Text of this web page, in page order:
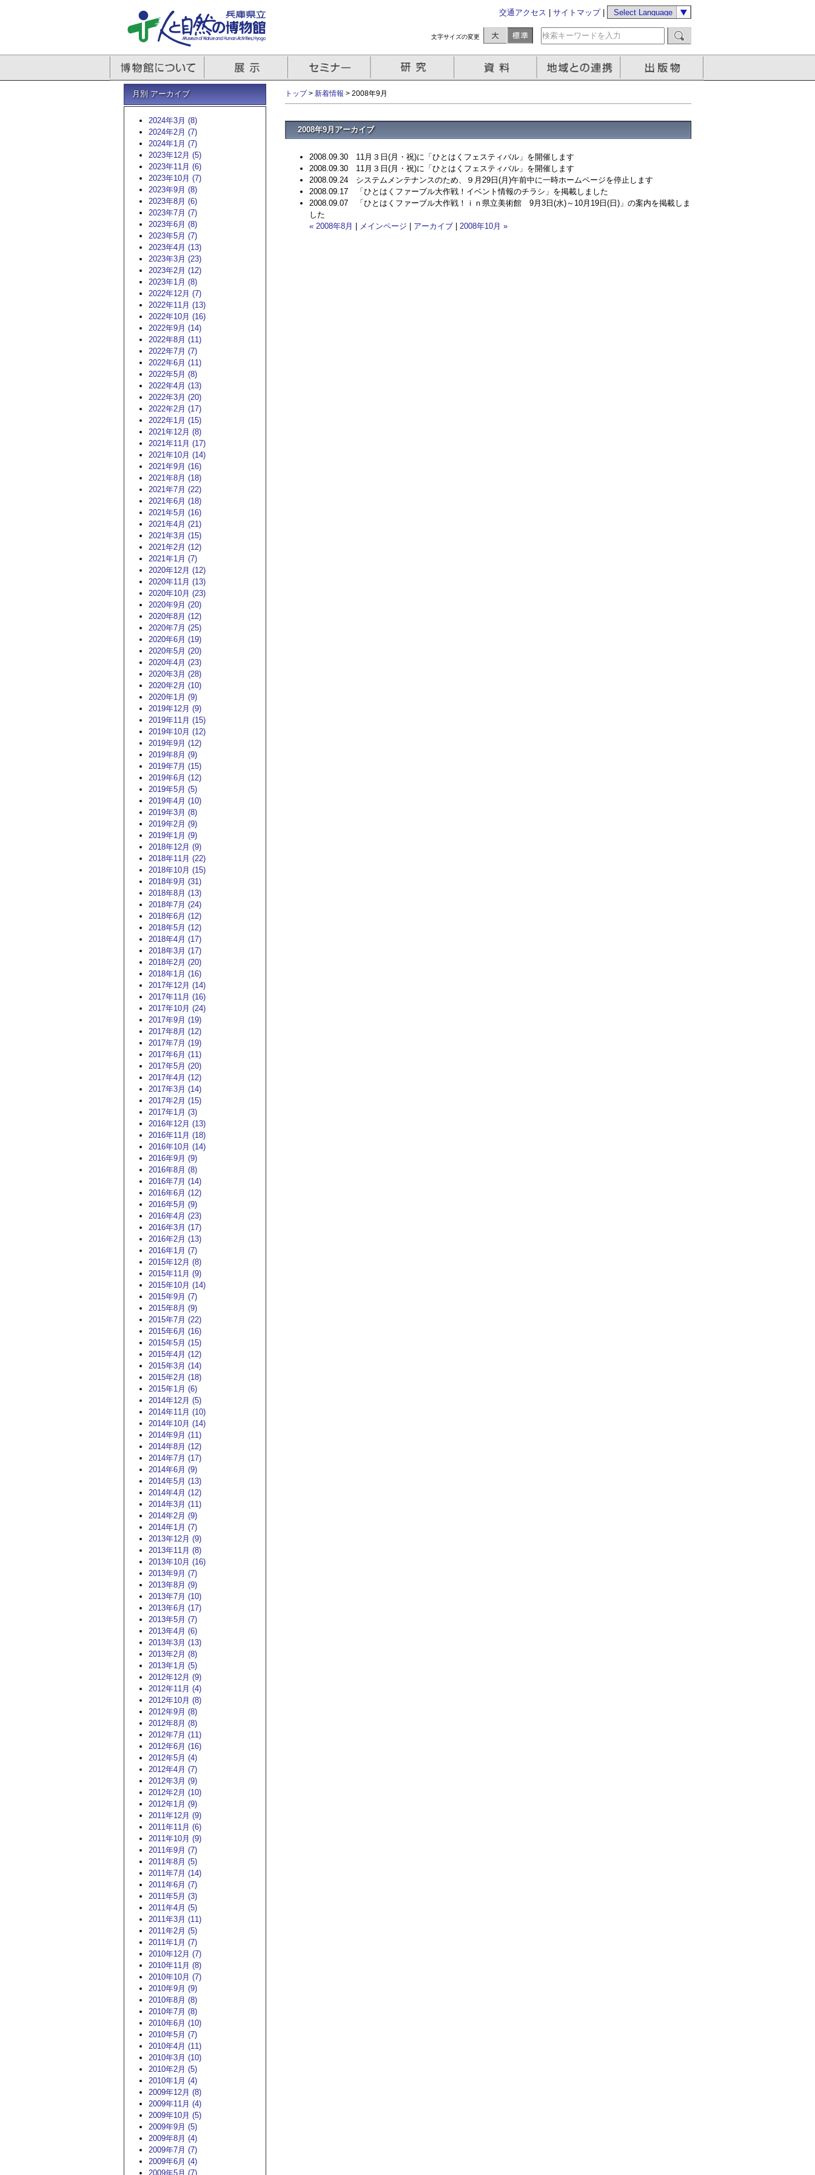
交通アクセス サイトマップ|
文字サイズの変更
月別 アーカイブ
2024年3月 (8)
2024年2月 (7)
2024年1月 (7)
2023年12月 (5)
2023年11月 (6)
2023年10月 (7)
2023年9月 (8)
2023年8月 (6)
2023年7月 (7)
2023年6月 (8)
2023年5月 (7)
2023年4月 (13)
2023年3月 (23)
2023年2月 (12)
2023年1月 (8)
2022年12月 (7)
2022年11月 (13)
2022年10月 (16)
2022年9月 (14)
2022年8月 (11)
2022年7月 (7)
2022年6月 (11)
2022年5月 (8)
2022年4月 (13)
2022年3月 (20)
2022年2月 (17)
2022年1月 (15)
2021年12月 (8)
2021年11月 (17)
2021年10月 (14)
2021年9月 (16)
2021年8月 (18)
2021年7月 (22)
2021年6月 (18)
2021年5月 (16)
2021年4月 (21)
2021年3月 (15)
2021年2月 (12)
2021年1月 (7)
2020年12月 (12)
2020年11月 (13)
2020年10月 (23)
2020年9月 (20)
2020年8月 (12)
2020年7月 (25)
2020年6月 (19)
2020年5月 (20)
2020年4月 (23)
2020年3月 (28)
2020年2月 (10)
2020年1月 (9)
2019年12月 (9)
2019年11月 (15)
2019年10月 (12)
2019年9月 (12)
2019年8月 (9)
2019年7月 (15)
2019年6月 (12)
2019年5月 (5)
2019年4月 (10)
2019年3月 (8)
2019年2月 (9)
2019年1月 (9)
2018年12月 (9)
2018年11月 (22)
2018年10月 (15)
2018年9月 (31)
2018年8月 (13)
2018年7月 (24)
2018年6月 (12)
2018年5月 (12)
2018年4月 (17)
2018年3月 (17)
2018年2月 (20)
2018年1月 (16)
2017年12月 (14)
2017年11月 (16)
2017年10月 (24)
2017年9月 (19)
2017年8月 (12)
2017年7月 (19)
2017年6月 (11)
2017年5月 (20)
2017年4月 (12)
2017年3月 (14)
2017年2月 (15)
2017年1月 (3)
2016年12月 (13)
2016年11月 (18)
2016年10月 (14)
2016年9月 (9)
2016年8月 (8)
2016年7月 (14)
2016年6月 (12)
2016年5月 (9)
2016年4月 (23)
2016年3月 (17)
2016年2月 (13)
2016年1月 (7)
2015年12月 (8)
2015年11月 (9)
2015年10月 (14)
2015年9月 (7)
2015年8月 (9)
2015年7月 (22)
2015年6月 (16)
2015年5月 (15)
2015年4月 (12)
2015年3月 (14)
2015年2月 (18)
2015年1月 (6)
2014年12月 (5)
2014年11月 (10)
2014年10月 (14)
2014年9月 (11)
2014年8月 (12)
2014年7月 (17)
2014年6月 (9)
2014年5月 (13)
2014年4月 (12)
2014年3月 (11)
2014年2月 (9)
2014年1月 (7)
2013年12月 (9)
2013年11月 (8)
2013年10月 (16)
2013年9月 (7)
2013年8月 (9)
2013年7月 (10)
2013年6月 (17)
2013年5月 (7)
2013年4月 (6)
2013年3月 (13)
2013年2月 (8)
2013年1月 (5)
2012年12月 (9)
2012年11月 (4)
2012年10月 (8)
2012年9月 (8)
2012年8月 (8)
2012年7月 (11)
2012年6月 (16)
2012年5月 (4)
2012年4月 (7)
2012年3月 (9)
2012年2月 (10)
2012年1月 (9)
2011年12月 (9)
2011年11月 (6)
2011年10月 (9)
2011年9月 (7)
2011年8月 (5)
2011年7月 (14)
2011年6月 (7)
2011年5月 (3)
2011年4月 (5)
2011年3月 (11)
2011年2月 (5)
2011年1月 (7)
2010年12月 (7)
2010年11月 (8)
2010年10月 (7)
2010年9月 (9)
2010年8月 (8)
2010年7月 (8)
2010年6月 (10)
2010年5月 (7)
2010年4月 (11)
2010年3月 (10)
2010年2月 (5)
2010年1月 (4)
2009年12月 (8)
2009年11月 (4)
2009年10月 (5)
2009年9月 (5)
2009年8月 (4)
2009年7月 (7)
2009年6月 (4)
2009年5月 (7)
トップ> 新着情報 > 2008年9月
2008年9月アーカイブ
2008.09.30 11月３日(月・祝)に「ひとはくフェスティバル」を開催します
2008.09.30 11月３日(月・祝)に「ひとはくフェスティバル」を開催します
2008.09.24 システムメンテナンスのため、９月29日(月)午前中に一時ホームページを停止します
2008.09.17 「ひとはくファーブル大作戦！イベント情報のチラシ」を掲載しました
2008.09.07 「ひとはくファーブル大作戦！ｉｎ県立美術館 9月3日(水)～10月19日(日)」の案内を掲載しま
した
« 2008年8月
メインページ アーカイブ 2008年10月 »